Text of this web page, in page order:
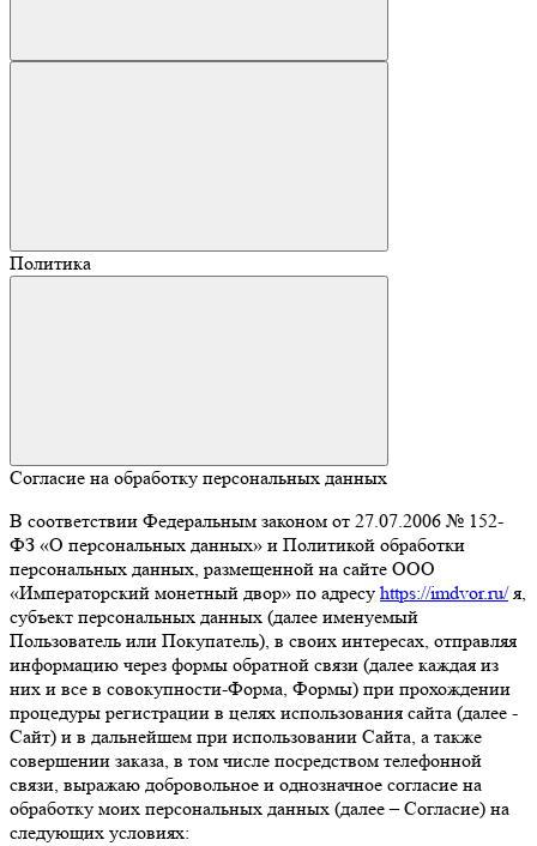
Политика
Согласие на обработку персональных данных
В соответствии Федеральным законом от 27.07.2006 № 152-
ФЗ «О персональных данных» и Политикой обработки
персональных данных, размещенной на сайте ООО
«Императорский монетный двор» по адресу https://imdvor.ru/я,
субъект персональных данных (далее именуемый
Пользователь или Покупатель), в своих интересах, отправляя
информацию через формы обратной связи (далее каждая из
них и все в совокупности-Форма, Формы) при прохождении
процедуры регистрации в целях использования сайта (далее -
Сайт) и в дальнейшем при использовании Сайта, а также
совершении заказа, в том числе посредством телефонной
связи, выражаю добровольное и однозначное согласие на
обработку моих персональных данных (далее – Согласие) на
следующих условиях: